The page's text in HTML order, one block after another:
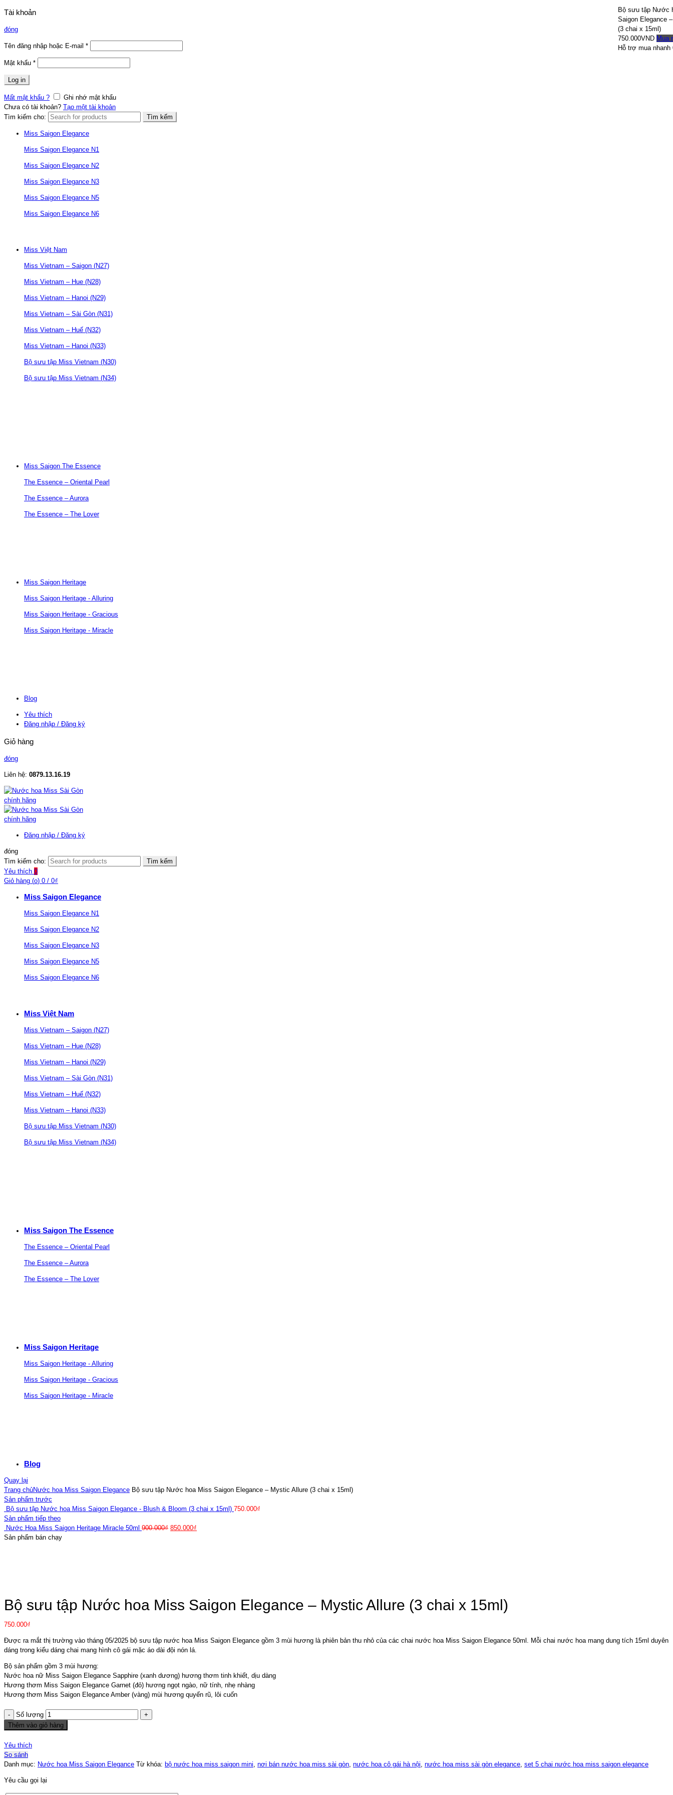
Tài khoản
đóng
Tên đăng nhập hoặc E-mail *
Mật khẩu *
Log in
Mất mật khẩu ?
Ghi nhớ mật khẩu
Chưa có tài khoản? Tạo một tài khoản
Tìm kiếm cho:
Tìm kếm
Miss Saigon Elegance
Miss Saigon Elegance N1
Miss Saigon Elegance N2
Miss Saigon Elegance N3
Miss Saigon Elegance N5
Miss Saigon Elegance N6
Miss Việt Nam
Miss Vietnam – Saigon (N27)
Miss Vietnam – Hue (N28)
Miss Vietnam – Hanoi (N29)
Miss Vietnam – Sài Gòn (N31)
Miss Vietnam – Huế (N32)
Miss Vietnam – Hanoi (N33)
Bộ sưu tập Miss Vietnam (N30)
Bộ sưu tập Miss Vietnam (N34)
Miss Saigon The Essence
The Essence – Oriental Pearl
The Essence – Aurora
The Essence – The Lover
Miss Saigon Heritage
Miss Saigon Heritage - Alluring
Miss Saigon Heritage - Gracious
Miss Saigon Heritage - Miracle
Blog
Yêu thích
Đăng nhập / Đăng ký
Giỏ hàng
đóng
Liên hệ: 0879.13.16.19
Đăng nhập / Đăng ký
đóng
Tìm kiếm cho:
Tìm kếm
Yêu thích 0
Giỏ hàng (o) 0 / 0₫
Miss Saigon Elegance
Miss Saigon Elegance N1
Miss Saigon Elegance N2
Miss Saigon Elegance N3
Miss Saigon Elegance N5
Miss Saigon Elegance N6
Miss Việt Nam
Miss Vietnam – Saigon (N27)
Miss Vietnam – Hue (N28)
Miss Vietnam – Hanoi (N29)
Miss Vietnam – Sài Gòn (N31)
Miss Vietnam – Huế (N32)
Miss Vietnam – Hanoi (N33)
Bộ sưu tập Miss Vietnam (N30)
Bộ sưu tập Miss Vietnam (N34)
Miss Saigon The Essence
The Essence – Oriental Pearl
The Essence – Aurora
The Essence – The Lover
Miss Saigon Heritage
Miss Saigon Heritage - Alluring
Miss Saigon Heritage - Gracious
Miss Saigon Heritage - Miracle
Blog
Quay lại
Trang chủNước hoa Miss Saigon Elegance Bộ sưu tập Nước hoa Miss Saigon Elegance – Mystic Allure (3 chai x 15ml)
Sản phẩm trước
Bộ sưu tập Nước hoa Miss Saigon Elegance - Blush & Bloom (3 chai x 15ml) 750.000₫
Sản phẩm tiếp theo
Nước Hoa Miss Saigon Heritage Miracle 50ml 900.000₫ 850.000₫
Sản phẩm bán chạy
Bộ sưu tập Nước hoa Miss Saigon Elegance – Mystic Allure (3 chai x 15ml)
750.000₫
Được ra mắt thị trường vào tháng 05/2025 bộ sưu tập nước hoa Miss Saigon Elegance gồm 3 mùi hương là phiên bản thu nhỏ của các chai nước hoa Miss Saigon Elegance 50ml. Mỗi chai nước hoa mang dung tích 15ml duyên
dáng trong kiểu dáng chai mang hình cô gái mặc áo dài đội nón lá.
Bộ sản phẩm gồm 3 mùi hương:
Nước hoa nữ Miss Saigon Elegance Sapphire (xanh dương) hương thơm tinh khiết, dịu dàng
Hương thơm Miss Saigon Elegance Garnet (đỏ) hương ngọt ngào, nữ tính, nhẹ nhàng
Hương thơm Miss Saigon Elegance Amber (vàng) mùi hương quyến rũ, lôi cuốn
Số lượng
Thêm vào giỏ hàng
Yêu thích
So sánh
Danh mục: Nước hoa Miss Saigon Elegance Từ khóa: bộ nước hoa miss saigon mini, nơi bán nước hoa miss sài gòn, nước hoa cô gái hà nội, nước hoa miss sài gòn elegance, set 5 chai nước hoa miss saigon elegance
Yêu cầu gọi lại
Bộ sưu tập Nước
Saigon Elegance
(3 chai x 15ml)
750.000VND Mua
Hỗ trợ mua nhanh